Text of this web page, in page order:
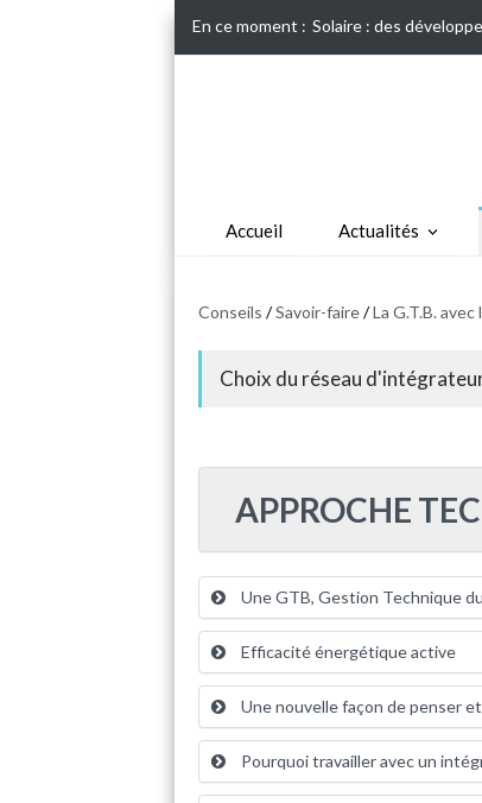
En ce moment : Solaire : des
Accueil Actualités
Conseils /Savoir-faire/La G.T.B.
Choix du réseau
APPROCHE
Une GTB, Gestion Technique
Efficacité énergétique active
Une nouvelle façon de penser
Pourquoi travailler avec un